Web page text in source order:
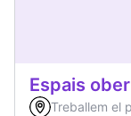
Espais
Treballem el